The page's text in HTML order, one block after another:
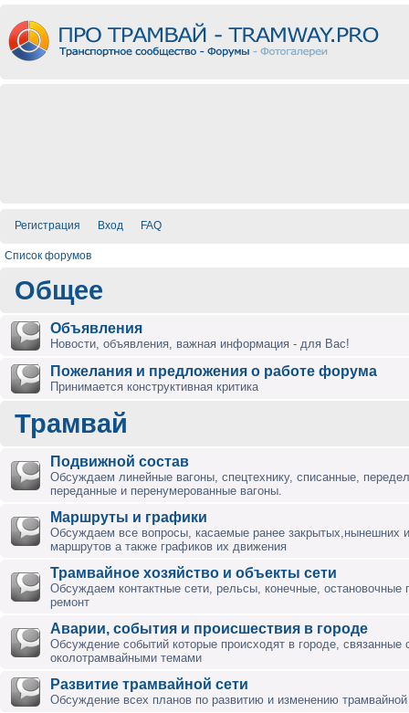
Регистрация Вход FAQ
Список форумов
Общее
Объявления
Новости, объявления, важная информация - для Вас!
Пожелания и предложения о работе форума
Принимается конструктивная критика
Трамвай
Подвижной состав
Обсуждаем линейные вагоны, спецтехнику, списанные,
переданные и перенумерованные вагоны.
Маршруты и графики
Обсуждаем все вопросы, касаемые ранее закрытых,нынешних
маршрутов а также графиков их движения
Трамвайное хозяйство и объекты сети
Обсуждаем контактные сети, рельсы, конечные, остановочные
ремонт
Аварии, события и происшествия в городе
Обсуждение событий которые происходят в городе, связанные
околотрамвайными темами
Развитие трамвайной сети
Обсуждение всех планов по развитию и изменению трамвайной